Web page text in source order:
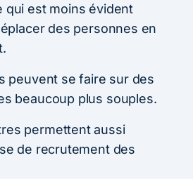
qui est moins évident
des personnes en
peuvent se faire sur des
beaucoup plus souples.
permettent aussi
de recrutement des